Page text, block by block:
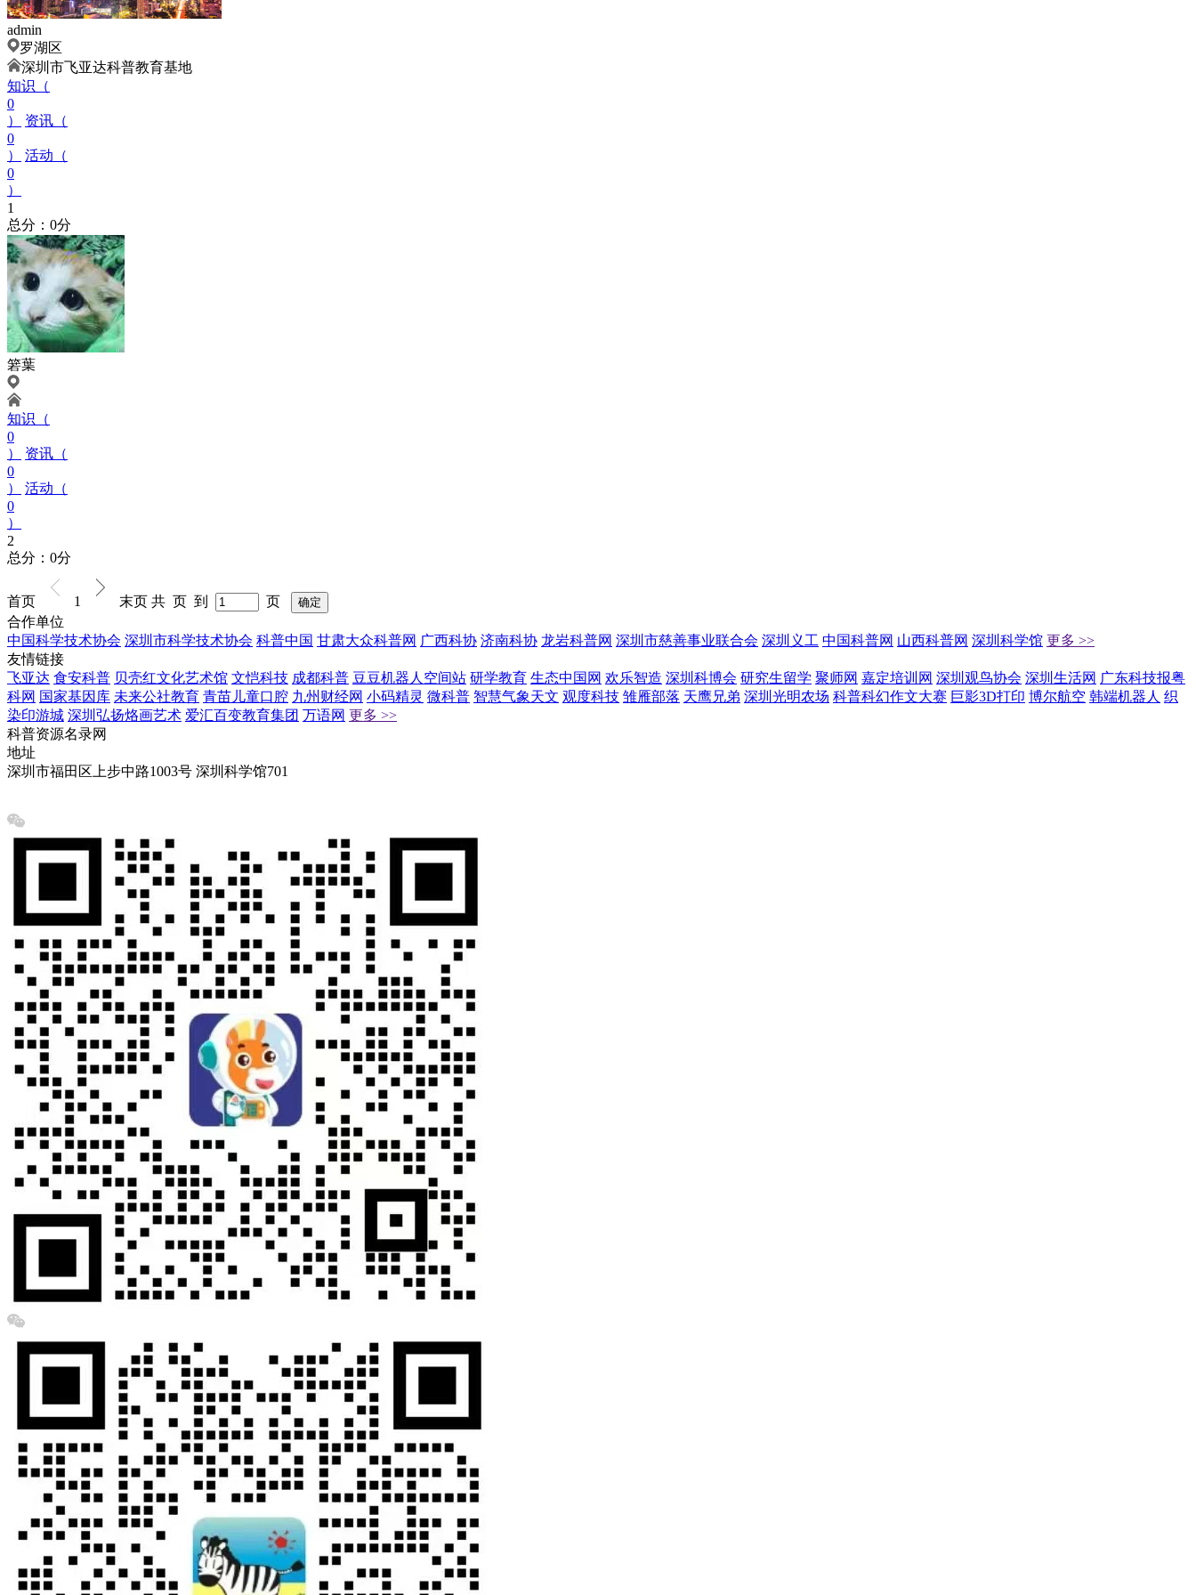
admin
罗湖区
深圳市飞亚达科普教育基地
知识（
0
）
资讯（
0
）
活动（
0
）
1
总分：0分
箬葉
知识（
0
）
资讯（
0
）
活动（
0
）
2
总分：0分
首页 1 末页 共 页 到
页
合作单位
中国科学技术协会 深圳市科学技术协会 科普中国 甘肃大众科普网 广西科协 济南科协 龙岩科普网 深圳市慈善事业联合会 深圳义工 中国科普网 山西科普网 深圳科学馆 更多 >>
友情链接
飞亚达 食安科普 贝壳红文化艺术馆 文恺科技 成都科普 豆豆机器人空间站 研学教育 生态中国网 欢乐智造 深圳科博会 研究生留学 聚师网 嘉定培训网 深圳观鸟协会 深圳生活网 广东科技报粤
科网 国家基因库 未来公社教育 青苗儿童口腔 九州财经网 小码精灵 微科普 智慧气象天文 观度科技 雏雁部落 天鹰兄弟 深圳光明农场 科普科幻作文大赛 巨影3D打印 博尔航空 韩端机器人 织
染印游城 深圳弘扬烙画艺术 爱汇百变教育集团 万语网 更多 >>
科普资源名录网
地址
深圳市福田区上步中路1003号 深圳科学馆701